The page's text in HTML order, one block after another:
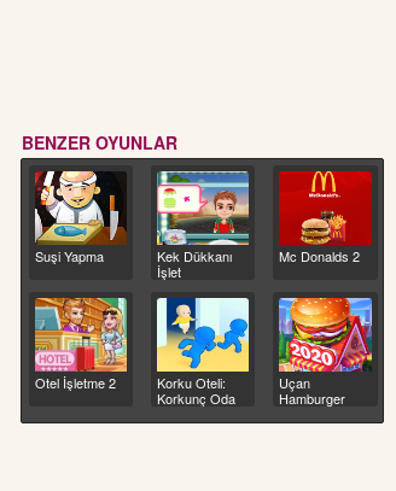
BENZER OYUNLAR
Suşi Yapma
Kek Dükkanı
İşlet
Mc Donalds 2
Otel İşletme 2
Korku Oteli:
Korkunç Oda
Uçan
Hamburger
Malzemeleri